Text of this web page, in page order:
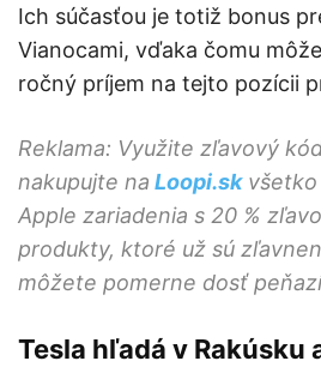
Ich súčasťou je totiž bonus
Vianocami, vďaka čomu
ročný príjem na tejto pozícii
Reklama: Využite zľavový
nakupujte na Loopi.sk
Apple zariadenia s 20 %
produkty, ktoré už sú
môžete pomerne dosť
Tesla hľadá v Rakúsku